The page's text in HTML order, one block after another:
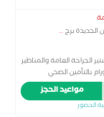
الجديدة برج...
الجراحة العامة والمناظير
بالتأمين الصحي
المتقدمة إصلاح فتق
و عملية ساسي وتحويل
مواعيد الحجز
الحضور